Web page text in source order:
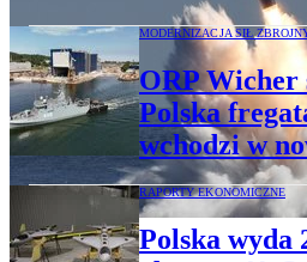
MODERNIZACJA SIŁ
ORP Wicher
Polska
wchodzi w
RAPORTY EKONOMICZNE
Polska wyda